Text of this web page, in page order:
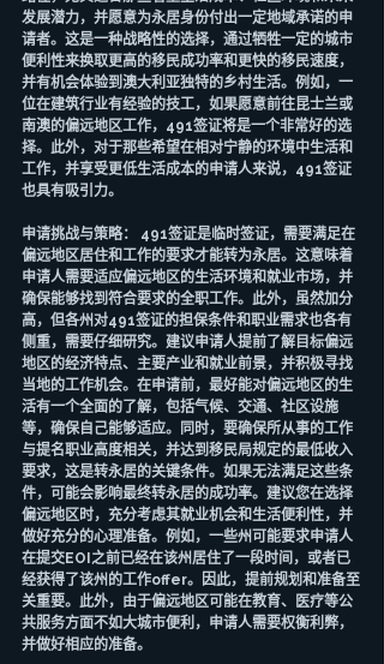
发展潜力，并愿意为永居身份付出一定地域承诺的申
请者。这是一种战略性的选择，通过牺牲一定的城市
便利性来换取更高的移民成功率和更快的移民速度，
并有机会体验到澳大利亚独特的乡村生活。例如，一
位在建筑行业有经验的技工，如果愿意前往昆士兰或
南澳的偏远地区工作，491签证将是一个非常好的选
择。此外，对于那些希望在相对宁静的环境中生活和
工作，并享受更低生活成本的申请人来说，491签证
也具有吸引力。
申请挑战与策略： 491签证是临时签证，需要满足在
偏远地区居住和工作的要求才能转为永居。这意味着
申请人需要适应偏远地区的生活环境和就业市场，并
确保能够找到符合要求的全职工作。此外，虽然加分
高，但各州对491签证的担保条件和职业需求也各有
侧重，需要仔细研究。建议申请人提前了解目标偏远
地区的经济特点、主要产业和就业前景，并积极寻找
当地的工作机会。在申请前，最好能对偏远地区的生
活有一个全面的了解，包括气候、交通、社区设施
等，确保自己能够适应。同时，要确保所从事的工作
与提名职业高度相关，并达到移民局规定的最低收入
要求，这是转永居的关键条件。如果无法满足这些条
件，可能会影响最终转永居的成功率。建议您在选择
偏远地区时，充分考虑其就业机会和生活便利性，并
做好充分的心理准备。例如，一些州可能要求申请人
在提交EOI之前已经在该州居住了一段时间，或者已
经获得了该州的工作offer。因此，提前规划和准备至
关重要。此外，由于偏远地区可能在教育、医疗等公
共服务方面不如大城市便利，申请人需要权衡利弊，
并做好相应的准备。